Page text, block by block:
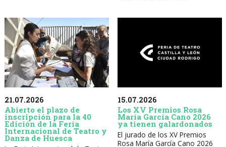
21.07.2026
Abierto el plazo de
inscripción para la 40
Edición de la Feria
Internacional de Teatro y
Danza de Huesca
15.07.2026
Los XV Premios Rosa
María García Cano 2026
ya tienen galardonados
El jurado de los XV Premios
Rosa María García Cano 2026